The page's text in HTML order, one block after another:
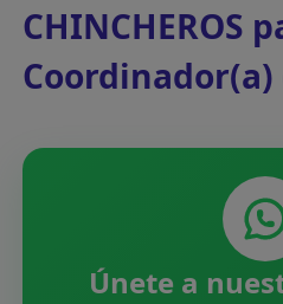
CHINCHEROS
Coordinador(a)
Únete a